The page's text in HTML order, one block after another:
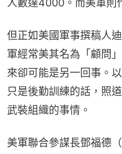
人數達4000。而美軍則
但正如美國軍事撰稿人
軍經常美其名為「顧問
來卻可能是另一回事。
只是後勤訓練的話，照
武裝組織的事情。
美軍聯合參謀長鄧福德